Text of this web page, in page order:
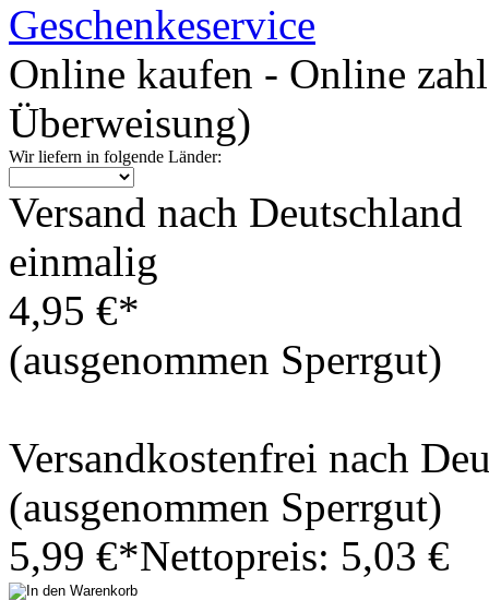
Geschenkeservice
Online kaufen - Online
Überweisung)
Wir liefern in folgende Länder:
Versand nach Deutschland
einmalig
4,95 €*
(ausgenommen Sperrgut)
Versandkostenfrei nach
(ausgenommen Sperrgut)
5,99 €*Nettopreis: 5,03 €